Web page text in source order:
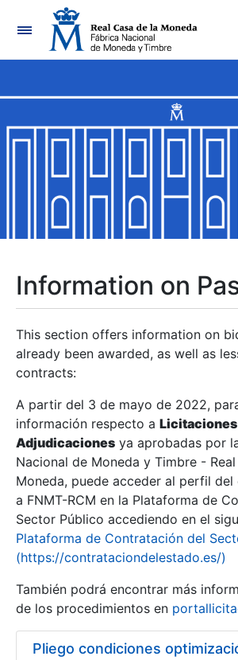
Navigation
Show/Hide
Show/Hide
Show/Hide
Show/Hide
Show/Hide
Information on
This section offers information on
already been awarded, as well as
contracts:
A partir del 3 de mayo de 2022,
información respecto a
Adjudicaciones ya aprobadas por
Nacional de Moneda y Timbre -
Moneda, puede acceder al perfil
a FNMT-RCM en la Plataforma de
Sector Público accediendo en el
Plataforma de Contratación del
(https://contrataciondelestado.es/)
También podrá encontrar más
de los procedimientos en